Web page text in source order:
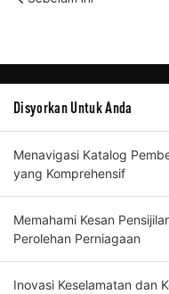
Disyorkan Untuk Anda
Menavigasi Katalog
yang Komprehensif
Memahami Kesan
Perolehan Perniagaan
Inovasi Keselamatan dan